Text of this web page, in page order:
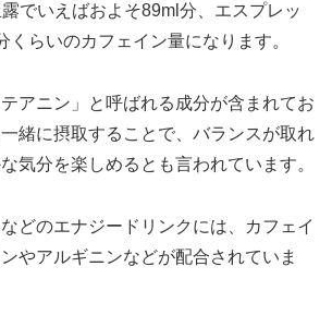
でいえばおよそ89ml分、エスプレッ
くらいのカフェイン量になります。
アニン」と呼ばれる成分が含まれてお
緒に摂取することで、バランスが取れ
気分を楽しめるとも言われています。
どのエナジードリンクには、カフェイ
やアルギニンなどが配合されていま